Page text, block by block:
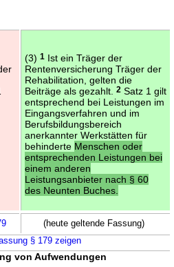
(3) 1Ist ein Träger der
Rentenversicherung Träger der
Rehabilitation, gelten die
Beiträge als gezahlt.
2Satz 1 gilt
entsprechend bei Leistungen im
Eingangsverfahren und im
Berufsbildungsbereich
anerkannter Werkstätten für
behinderte Menschen oder
entsprechenden Leistungen bei
einem anderen
Leistungsanbieter nach § 60
des Neunten Buches.
(heute geltende Fassung)
§ 179 zeigen
von Aufwendungen